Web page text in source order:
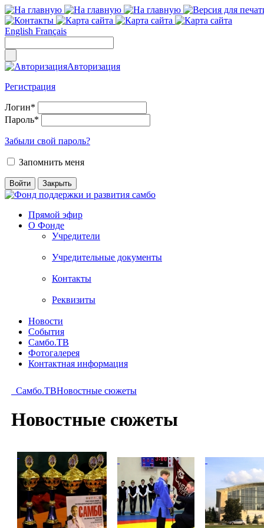
English Français
Авторизация
Регистрация
Логин*
Пароль*
Забыли свой пароль?
Запомнить меня
Прямой эфир
О Фонде
Учредители
Учредительные документы
Контакты
Реквизиты
Новости
События
Самбо.ТВ
Фотогалерея
Контактная информация
Самбо.ТВНовостные сюжеты
Новостные сюжеты